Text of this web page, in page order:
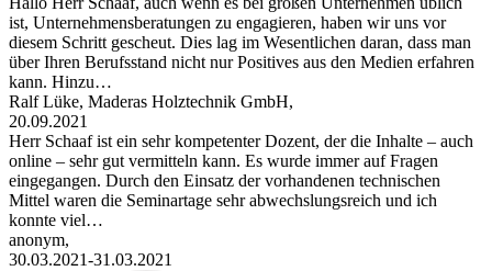
ist, Unternehmensberatungen zu engagieren, haben wir uns vor
diesem Schritt gescheut. Dies lag im Wesentlichen daran, dass man
über Ihren Berufsstand nicht nur Positives aus den Medien erfahren
kann. Hinzu…
Ralf Lüke, Maderas Holztechnik GmbH,
20.09.2021
Herr Schaaf ist ein sehr kompetenter Dozent, der die Inhalte – auch
online – sehr gut vermitteln kann. Es wurde immer auf Fragen
eingegangen. Durch den Einsatz der vorhandenen technischen
Mittel waren die Seminartage sehr abwechslungsreich und ich
konnte viel…
anonym,
30.03.2021-31.03.2021